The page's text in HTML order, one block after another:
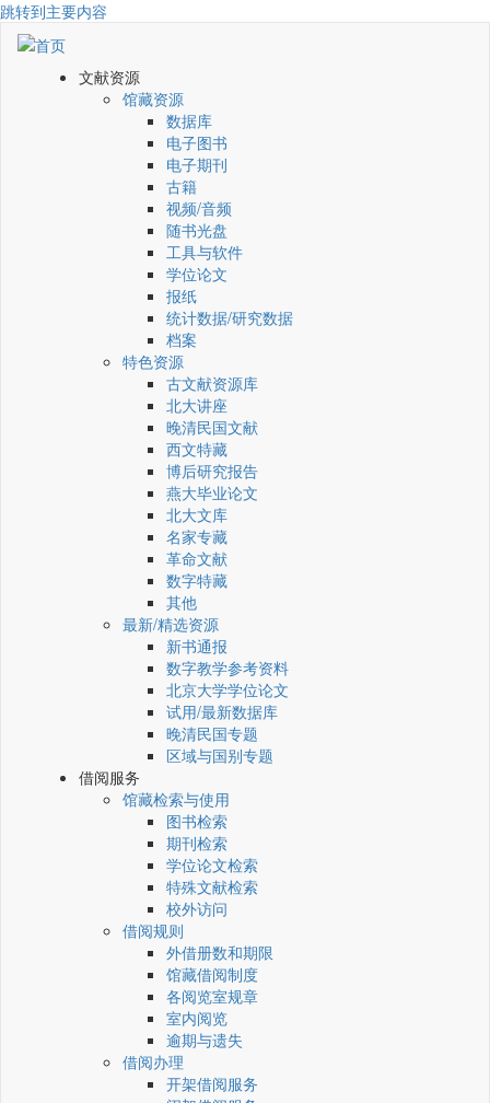
跳转到主要内容
文献资源
馆藏资源
数据库
电子图书
电子期刊
古籍
视频/音频
随书光盘
工具与软件
学位论文
报纸
统计数据/研究数据
档案
特色资源
古文献资源库
北大讲座
晚清民国文献
西文特藏
博后研究报告
燕大毕业论文
北大文库
名家专藏
革命文献
数字特藏
其他
最新/精选资源
新书通报
数字教学参考资料
北京大学学位论文
试用/最新数据库
晚清民国专题
区域与国别专题
借阅服务
馆藏检索与使用
图书检索
期刊检索
学位论文检索
特殊文献检索
校外访问
借阅规则
外借册数和期限
馆藏借阅制度
各阅览室规章
室内阅览
逾期与遗失
借阅办理
开架借阅服务